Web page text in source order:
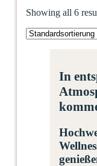
Showing all 6
In